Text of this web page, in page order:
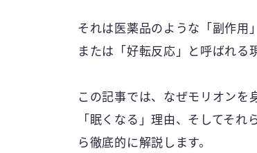
それは医薬品のような「副作用
または「好転反応」と呼ばれる
この記事では、なぜモリオンを
「眠くなる」理由、そしてそ
ら徹底的に解説します。